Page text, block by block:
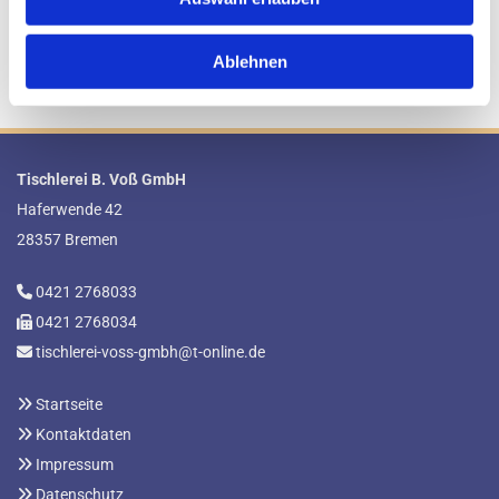
Ablehnen
set­zen bei Ihren Küns­ten Ideen auf die hoch­wer­ti­ge Ar­beit un­se­rer
Tischlerei B. Voß GmbH
Haferwende 42
28357 Bremen
 0421 2768033
 0421 2768034
 tischlerei-voss-gmbh@t-online.de
 Startseite
 Kontaktdaten
 Impressum
 Datenschutz